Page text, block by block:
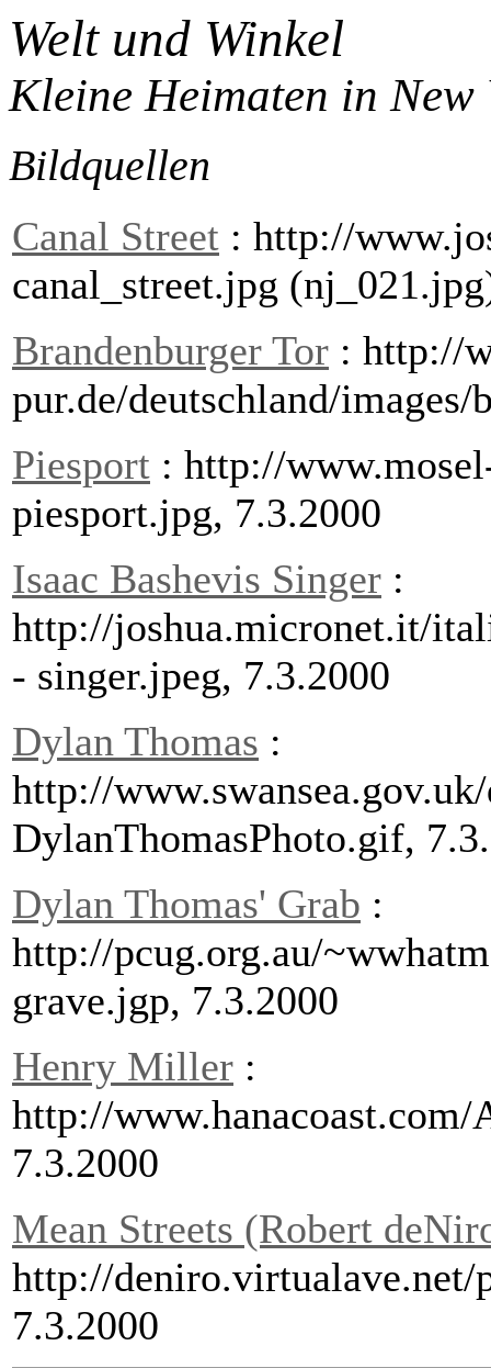
Welt und Winkel
Kleine Heimaten in New
Bildquellen
Canal Street : http://
canal_street.jpg
Brandenburger Tor : http://
pur.de/deutschland/
Piesport : http://
piesport.jpg, 7.3.2000
Isaac Bashevis Singer :
http://joshua.micronet.it/
- singer.jpeg, 7.3.2000
Dylan Thomas :
http://
DylanThomasPhoto.gif,
Dylan Thomas' Grab :
http://pcug.org.au/
grave.jgp, 7.3.2000
Henry Miller :
http://
7.3.2000
Mean Streets (Robert
http://deniro.virtualave.net/
7.3.2000